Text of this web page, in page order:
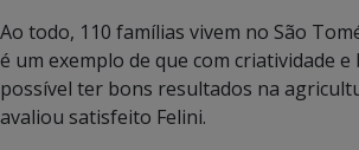
Ao todo, 110 famílias vivem no São
é um exemplo de que com criatividade e
possível ter bons resultados na
avaliou satisfeito Felini.